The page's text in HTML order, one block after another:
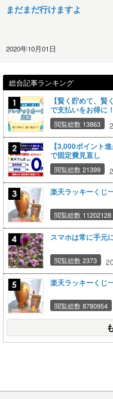
まだまだ行けますよ
2020年10月01日
総合記事ランキング
【賢く貯めて、
で支払いをお得に
閲覧総数 13863
【3,000ポイント
で固定費見直し
閲覧総数 21399
楽天ラッキーくじ
閲覧総数 11202128
スマホは常に手元
閲覧総数 2373
楽天ラッキーくじ
閲覧総数 8780954